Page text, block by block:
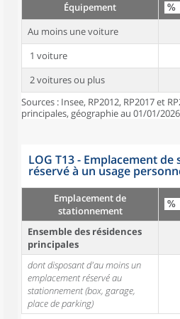
Équipement
Au moins une voiture
1 voiture
2 voitures ou plus
Sources : Insee, RP2012, RP2017 et
principales, géographie au 01/01/
LOG T13 - Emplacement
réservé à un usage
Emplacement de
stationnement
Ensemble des résidences
principales
dont disposant d'au moins un
emplacement réservé au
stationnement (box, garage,
place de parking)